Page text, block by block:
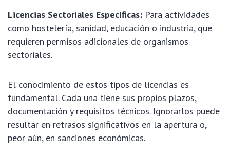
Licencias Sectoriales Específicas: Para actividades
como hostelería, sanidad, educación o industria, que
requieren permisos adicionales de organismos
sectoriales.
El conocimiento de estos tipos de licencias es
fundamental. Cada una tiene sus propios plazos,
documentación y requisitos técnicos. Ignorarlos puede
resultar en retrasos significativos en la apertura o,
peor aún, en sanciones económicas.